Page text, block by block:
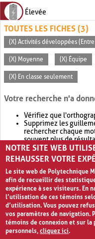
Élevée
TOUTES LES FICHES (3)
(X) Activités développées
(X) Moyenne (X) Équipe
(X) En classe seulement
Votre recherche n'a
Vérifiez que
Supprimez les
rechercher chaque
souvent plus de
Envisagez d'élargir
retournera souvent
NOTRE SITE WEB
REHAUSSER VOTRE
Le site web de Polytechnique
afin de recueillir des
expérience à ses visiteurs. En
l’utilisation de ces témoins
d’utilisation. Vous pouvez
vos paramètres de navigation.
témoins de connexion et sur
personnels,cliquez ici.